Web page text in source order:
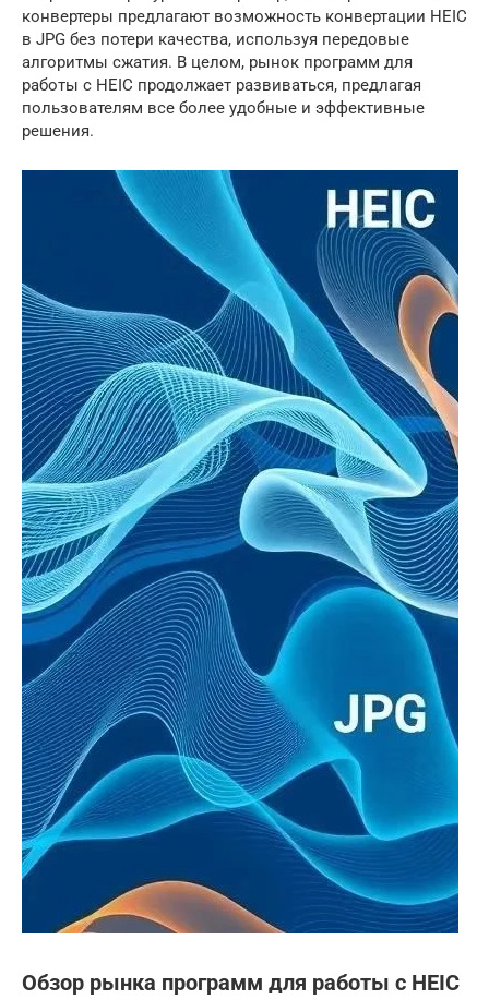
конвертеры предлагают возможность конвертации HEIC
в JPG без потери качества, используя передовые
алгоритмы сжатия. В целом, рынок программ для
работы с HEIC продолжает развиваться, предлагая
пользователям все более удобные и эффективные
решения.
Обзор рынка программ для работы с HEIC